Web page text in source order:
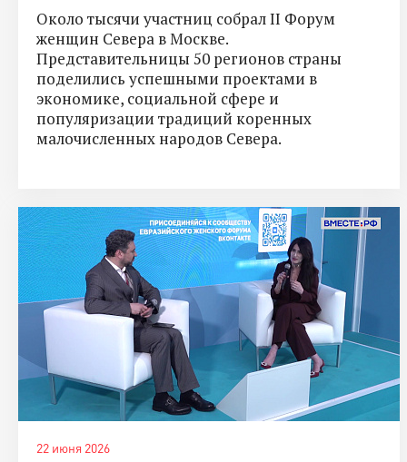
Около тысячи участниц собрал II Форум
женщин Севера в Москве.
Представительницы 50 регионов страны
поделились успешными проектами в
экономике, социальной сфере и
популяризации традиций коренных
малочисленных народов Севера.
22 июня 2026